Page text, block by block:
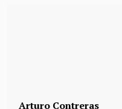
Arturo Contreras